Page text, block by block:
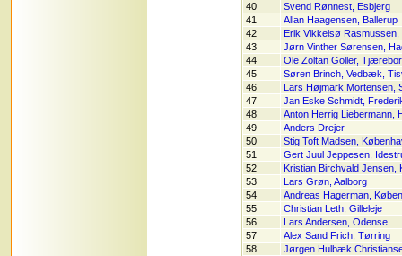
40
Svend Rønnest, Esbjerg
41
Allan Haagensen, Ballerup
42
Erik Vikkelsø
43
Jørn Vinther Sørensen,
44
Ole Zoltan Göller,
45
Søren Brinch, Vedbæk,
46
Lars Højmark Mortensen,
47
Jan Eske Schmidt,
48
Anton Herrig Liebermann,
49
Anders Drejer
50
Stig Toft Madsen,
51
Gert Juul Jeppesen,
52
Kristian Birchvald Jensen,
53
Lars Grøn, Aalborg
54
Andreas Hagerman,
55
Christian Leth, Gilleleje
56
Lars Andersen, Odense
57
Alex Sand Frich, Tørring
58
Jørgen Hulbæk